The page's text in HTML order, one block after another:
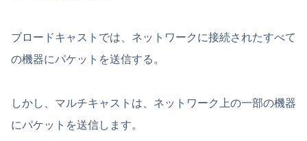
ブロードキャストでは、ネットワークに接続されたすべて
の機器にパケットを送信する。
しかし、マルチキャストは、ネットワーク上の一部の機器
にパケットを送信します。